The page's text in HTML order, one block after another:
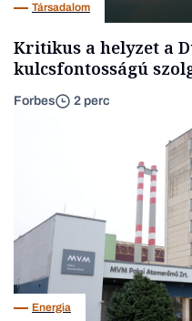
Társadalom
Kritikus a helyzet a
kulcsfontosságú
Forbes 2 perc
Energia